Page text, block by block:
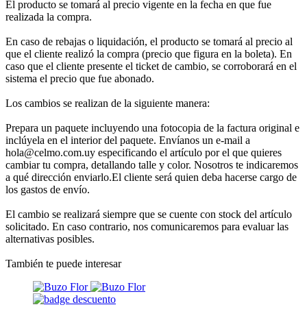
El producto se tomará al precio vigente en la fecha en que fue
realizada la compra.
En caso de rebajas o liquidación, el producto se tomará al precio al
que el cliente realizó la compra (precio que figura en la boleta). En
caso que el cliente presente el ticket de cambio, se corroborará en el
sistema el precio que fue abonado.
Los cambios se realizan de la siguiente manera:
Prepara un paquete incluyendo una fotocopia de la factura original e
inclúyela en el interior del paquete. Envíanos un e-mail a
hola@celmo.com.uy especificando el artículo por el que quieres
cambiar tu compra, detallando talle y color. Nosotros te indicaremos
a qué dirección enviarlo.El cliente será quien deba hacerse cargo de
los gastos de envío.
El cambio se realizará siempre que se cuente con stock del artículo
solicitado. En caso contrario, nos comunicaremos para evaluar las
alternativas posibles.
También te puede interesar